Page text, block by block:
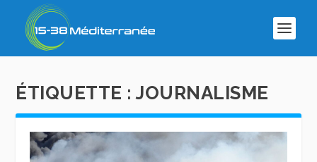
ÉTIQUETTE :JOURNALISME